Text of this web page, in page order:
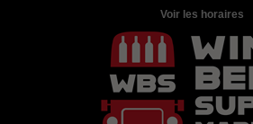
Voir les horaires